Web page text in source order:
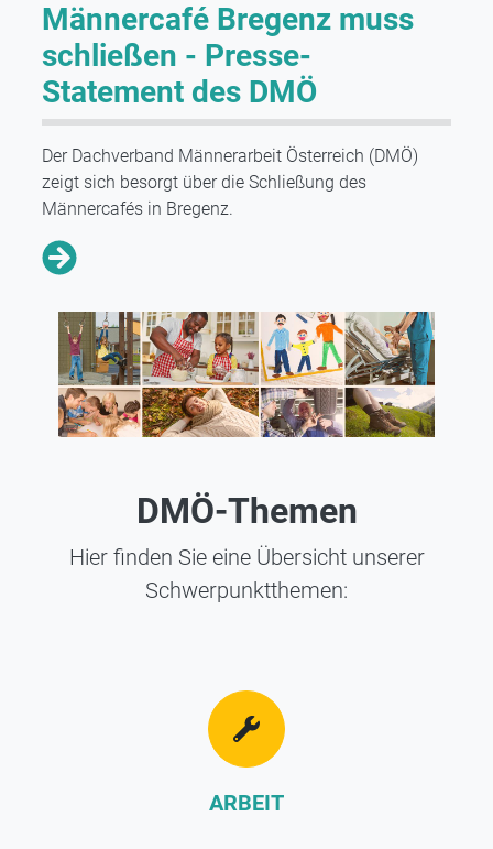
Männercafé Bregenz muss
schließen - Presse-
Statement des DMÖ
Der Dachverband Männerarbeit Österreich (DMÖ)
zeigt sich besorgt über die Schließung des
Männercafés in Bregenz.
DMÖ-Themen
Hier finden Sie eine Übersicht unserer
Schwerpunktthemen:
ARBEIT